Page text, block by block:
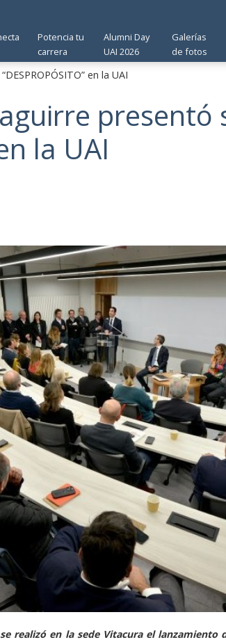
Potencia tu
carrera
Alumni Day
UAI 2026
Galerías
de fotos
en la UAI
presentó
la UAI
realizó en la sede Vitacura el lanzamiento